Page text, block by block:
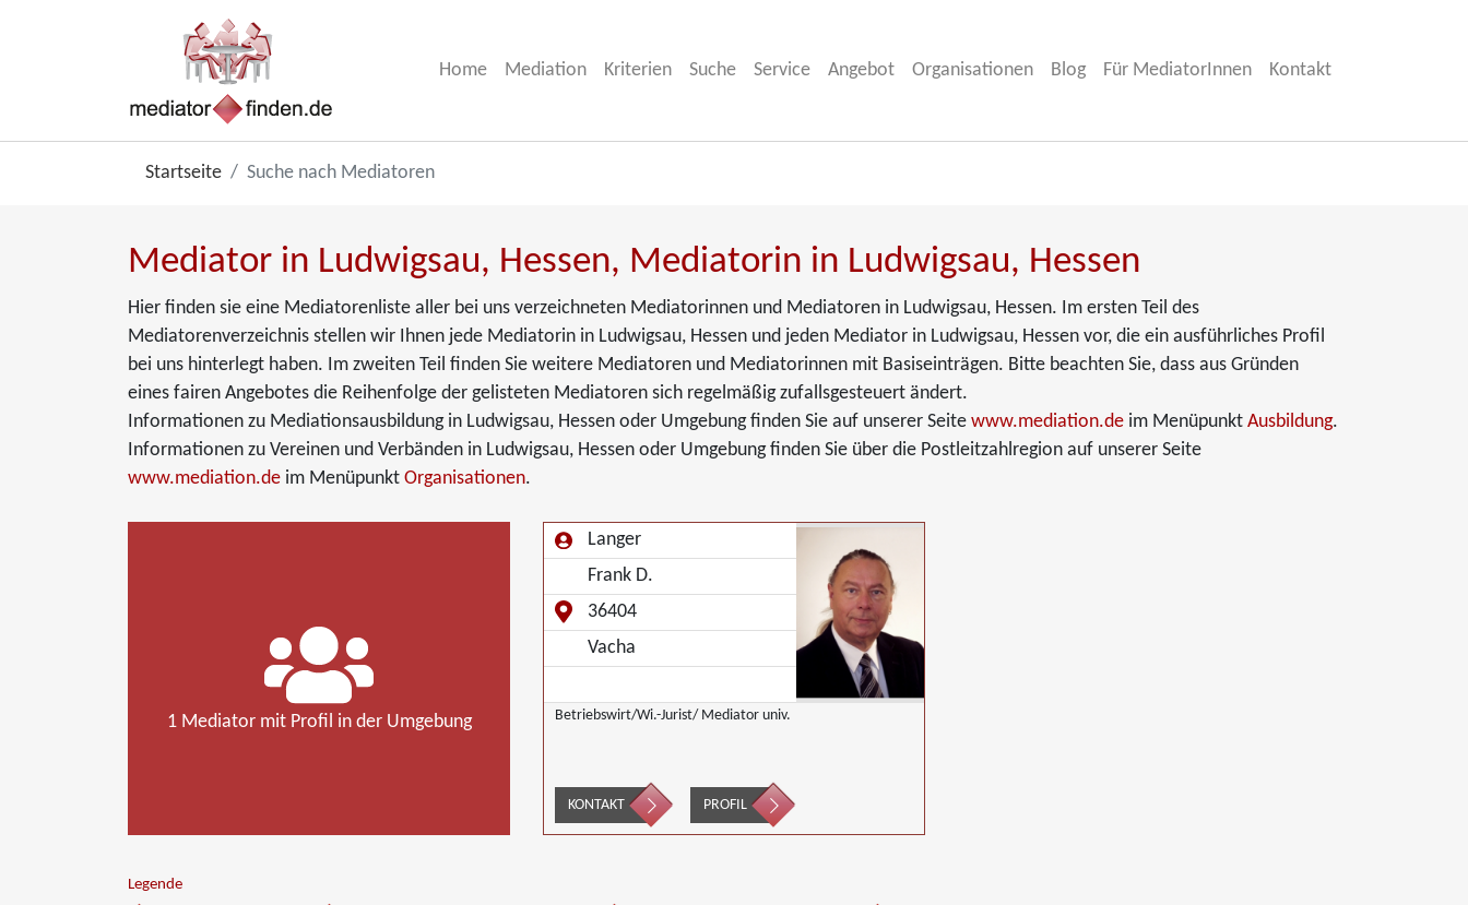
Home Mediation Kriterien Suche Service Angebot Organisationen Blog Für MediatorInnen Kontakt
Startseite Suche nach Mediatoren
Mediator in Ludwigsau, Hessen, Mediatorin in Ludwigsau, Hessen
Hier finden sie eine Mediatorenliste aller bei uns verzeichneten Mediatorinnen und Mediatoren in Ludwigsau, Hessen. Im ersten Teil des
Mediatorenverzeichnis stellen wir Ihnen jede Mediatorin in Ludwigsau, Hessen und jeden Mediator in Ludwigsau, Hessen vor, die ein ausführliches Profil
bei uns hinterlegt haben. Im zweiten Teil finden Sie weitere Mediatoren und Mediatorinnen mit Basiseinträgen. Bitte beachten Sie, dass aus Gründen
eines fairen Angebotes die Reihenfolge der gelisteten Mediatoren sich regelmäßig zufallsgesteuert ändert.
Informationen zu Mediationsausbildung in Ludwigsau, Hessen oder Umgebung finden Sie auf unserer Seite www.mediation.de im Menüpunkt Ausbildung.
Informationen zu Vereinen und Verbänden in Ludwigsau, Hessen oder Umgebung finden Sie über die Postleitzahlregion auf unserer Seite
www.mediation.de im Menüpunkt Organisationen.
1 Mediator mit Profil in der Umgebung
Langer
Frank D.
36404
Vacha
Betriebswirt/Wi.-Jurist/ Mediator univ.
KONTAKT PROFIL
Legende